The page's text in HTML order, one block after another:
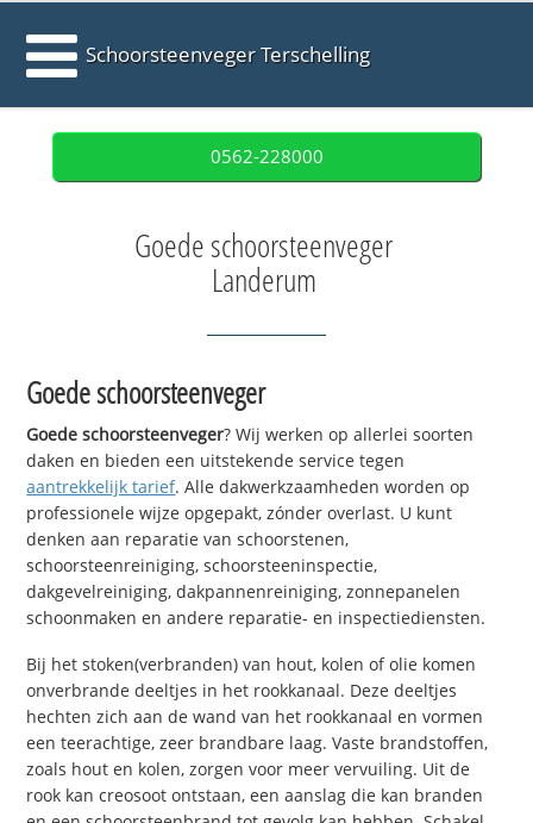
Schoorsteenveger Terschelling
0562-228000
Goede schoorsteenveger
Landerum
Goede schoorsteenveger
Goede schoorsteenveger? Wij werken op allerlei soorten
daken en bieden een uitstekende service tegen
aantrekkelijk tarief. Alle dakwerkzaamheden worden op
professionele wijze opgepakt, zónder overlast. U kunt
denken aan reparatie van schoorstenen,
schoorsteenreiniging, schoorsteeninspectie,
dakgevelreiniging, dakpannenreiniging, zonnepanelen
schoonmaken en andere reparatie- en inspectiediensten.
Bij het stoken(verbranden) van hout, kolen of olie komen
onverbrande deeltjes in het rookkanaal. Deze deeltjes
hechten zich aan de wand van het rookkanaal en vormen
een teerachtige, zeer brandbare laag. Vaste brandstoffen,
zoals hout en kolen, zorgen voor meer vervuiling. Uit de
rook kan creosoot ontstaan, een aanslag die kan branden